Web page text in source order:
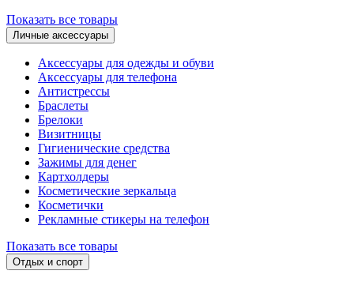
Показать все товары
Личные аксессуары
Аксессуары для одежды и обуви
Аксессуары для телефона
Антистрессы
Браслеты
Брелоки
Визитницы
Гигиенические средства
Зажимы для денег
Картхолдеры
Косметические зеркальца
Косметички
Рекламные стикеры на телефон
Показать все товары
Отдых и спорт